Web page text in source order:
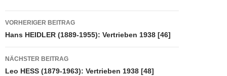
o
o
k
o
n
Beitragsnavigation
VORHERIGER BEITRAG
Hans HEIDLER (1889-1955): Vertrieben 1938 [46]
NÄCHSTER BEITRAG
Leo HESS (1879-1963): Vertrieben 1938 [48]